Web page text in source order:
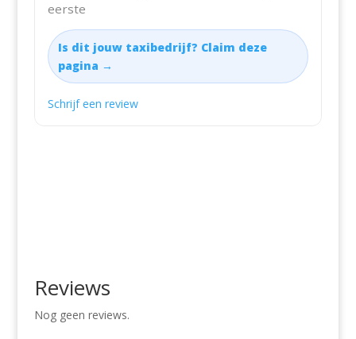
eerste
Is dit jouw taxibedrijf? Claim deze
pagina →
Schrijf een review
Reviews
Nog geen reviews.